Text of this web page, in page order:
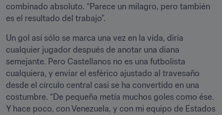
combinado absoluto. “Parece un milagro, pero también
es el resultado del trabajo”.
Un gol así sólo se marca una vez en la vida, diría
cualquier jugador después de anotar una diana
semejante. Pero Castellanos no es una futbolista
cualquiera, y enviar el esférico ajustado al travesaño
desde el círculo central casi se ha convertido en una
costumbre. “De pequeña metía muchos goles como ése.
Y hace poco, con Venezuela, y con mi equipo de Estados